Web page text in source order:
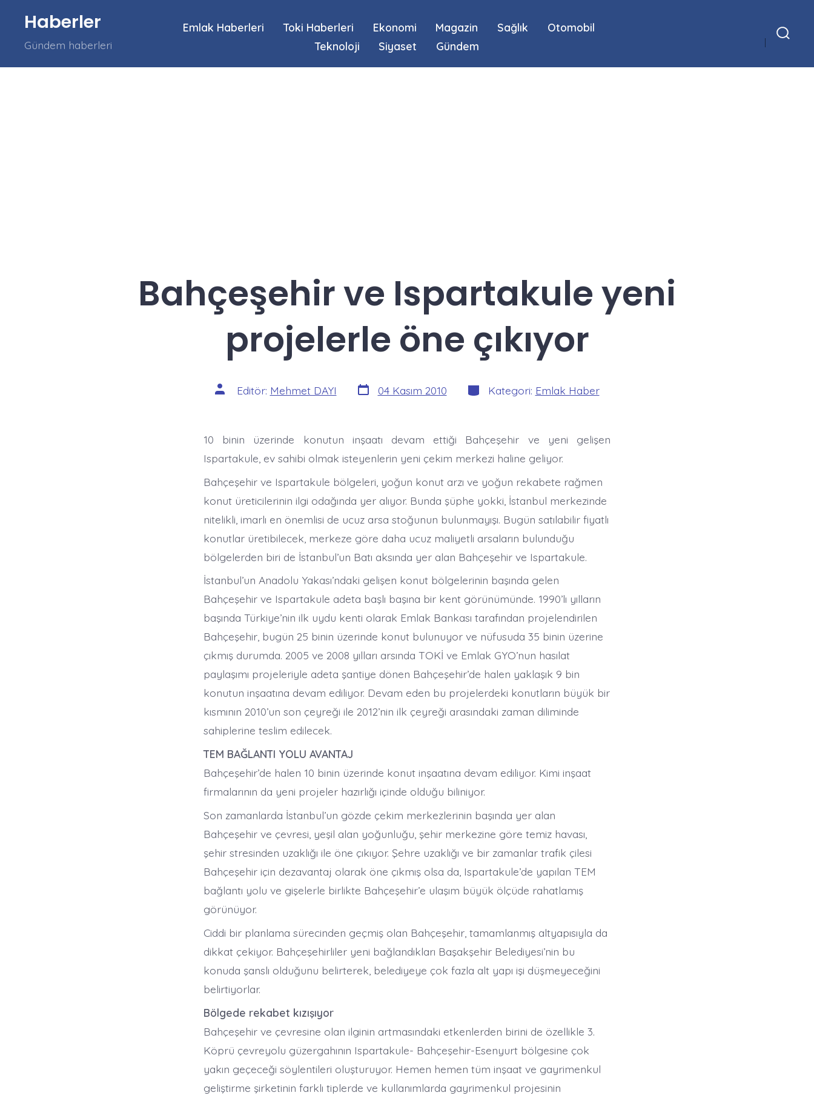
Arama
Göster/Gizle
Haberler
Gündem haberleri
Emlak Haberleri Toki Haberleri Ekonomi Magazin Sağlık
Otomobil
Teknoloji
Siyaset Gündem
Bahçeşehir ve Ispartakule yeni
projelerle öne çıkıyor
Yazının
yazarı
Editör: Mehmet DAYI Yazı
tarihi
04 Kasım 2010 Kategoriler
Kategori: Emlak Haber
10 binin üzerinde konutun inşaatı devam ettiği Bahçeşehir ve yeni gelişen
Ispartakule, ev sahibi olmak isteyenlerin yeni çekim merkezi haline geliyor.
Bahçeşehir ve Ispartakule bölgeleri, yoğun konut arzı ve yoğun rekabete rağmen
konut üreticilerinin ilgi odağında yer alıyor. Bunda şüphe yokki, İstanbul merkezinde
nitelikli, imarlı en önemlisi de ucuz arsa stoğunun bulunmayışı. Bugün satılabilir fiyatlı
konutlar üretibilecek, merkeze göre daha ucuz maliyetli arsaların bulunduğu
bölgelerden biri de İstanbul’un Batı aksında yer alan Bahçeşehir ve Ispartakule.
İstanbul’un Anadolu Yakası’ndaki gelişen konut bölgelerinin başında gelen
Bahçeşehir ve Ispartakule adeta başlı başına bir kent görünümünde. 1990’lı yılların
başında Türkiye’nin ilk uydu kenti olarak Emlak Bankası tarafından projelendirilen
Bahçeşehir, bugün 25 binin üzerinde konut bulunuyor ve nüfusuda 35 binin üzerine
çıkmış durumda. 2005 ve 2008 yılları arsında TOKİ ve Emlak GYO’nun hasılat
paylaşımı projeleriyle adeta şantiye dönen Bahçeşehir’de halen yaklaşık 9 bin
konutun inşaatına devam ediliyor. Devam eden bu projelerdeki konutların büyük bir
kısmının 2010’un son çeyreği ile 2012’nin ilk çeyreği arasındaki zaman diliminde
sahiplerine teslim edilecek.
TEM BAĞLANTI YOLU AVANTAJ
Bahçeşehir’de halen 10 binin üzerinde konut inşaatına devam ediliyor. Kimi inşaat
firmalarının da yeni projeler hazırlığı içinde olduğu biliniyor.
Son zamanlarda İstanbul’un gözde çekim merkezlerinin başında yer alan
Bahçeşehir ve çevresi, yeşil alan yoğunluğu, şehir merkezine göre temiz havası,
şehir stresinden uzaklığı ile öne çıkıyor. Şehre uzaklığı ve bir zamanlar trafik çilesi
Bahçeşehir için dezavantaj olarak öne çıkmış olsa da, Ispartakule’de yapılan TEM
bağlantı yolu ve gişelerle birlikte Bahçeşehir’e ulaşım büyük ölçüde rahatlamış
görünüyor.
Ciddi bir planlama sürecinden geçmiş olan Bahçeşehir, tamamlanmış altyapısıyla da
dikkat çekiyor. Bahçeşehirliler yeni bağlandıkları Başakşehir Belediyesi’nin bu
konuda şanslı olduğunu belirterek, belediyeye çok fazla alt yapı işi düşmeyeceğini
belirtiyorlar.
Bölgede rekabet kızışıyor
Bahçeşehir ve çevresine olan ilginin artmasındaki etkenlerden birini de özellikle 3.
Köprü çevreyolu güzergahının Ispartakule- Bahçeşehir-Esenyurt bölgesine çok
yakın geçeceği söylentileri oluşturuyor. Hemen hemen tüm inşaat ve gayrimenkul
geliştirme şirketinin farklı tiplerde ve kullanımlarda gayrimenkul projesinin